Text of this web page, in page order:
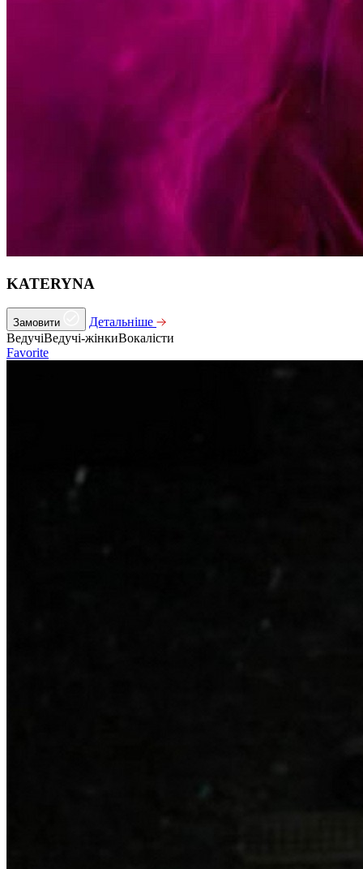
KATERYNA
Замовити
Детальніше
ВедучіВедучі-жінкиВокалісти
Favorite